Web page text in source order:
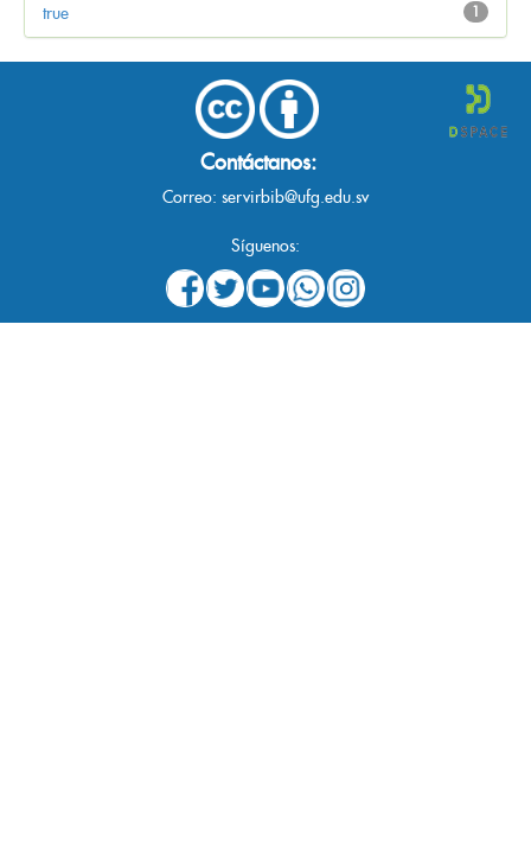
1
true
Contáctanos:
Correo: servirbib@ufg.edu.sv
Síguenos: